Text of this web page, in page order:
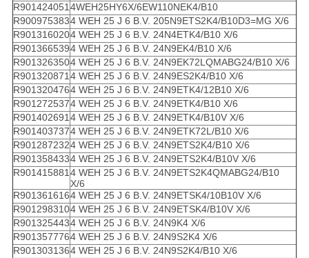
R9014240514WEH25HY6X/6EW110NEK4/B10
R9009753834 WEH 25 J 6 B.V. 205N9ETS2K4/B10D3=MG X/6
R9013160204 WEH 25 J 6 B.V. 24N4ETK4/B10 X/6
R9013665394 WEH 25 J 6 B.V. 24N9EK4/B10 X/6
R9013263504 WEH 25 J 6 B.V. 24N9EK72LQMABG24/B10 X/6
R9013208714 WEH 25 J 6 B.V. 24N9ES2K4/B10 X/6
R9013204764 WEH 25 J 6 B.V. 24N9ETK4/12B10 X/6
R9012725374 WEH 25 J 6 B.V. 24N9ETK4/B10 X/6
R9014026914 WEH 25 J 6 B.V. 24N9ETK4/B10V X/6
R9014037374 WEH 25 J 6 B.V. 24N9ETK72L/B10 X/6
R9012872324 WEH 25 J 6 B.V. 24N9ETS2K4/B10 X/6
R9013584334 WEH 25 J 6 B.V. 24N9ETS2K4/B10V X/6
R9014158814 WEH 25 J 6 B.V. 24N9ETS2K4QMABG24/B10
X/6
R9013616164 WEH 25 J 6 B.V. 24N9ETSK4/10B10V X/6
R9012983104 WEH 25 J 6 B.V. 24N9ETSK4/B10V X/6
R9013254434 WEH 25 J 6 B.V. 24N9K4 X/6
R9013577764 WEH 25 J 6 B.V. 24N9S2K4 X/6
R9013031364 WEH 25 J 6 B.V. 24N9S2K4/B10 X/6